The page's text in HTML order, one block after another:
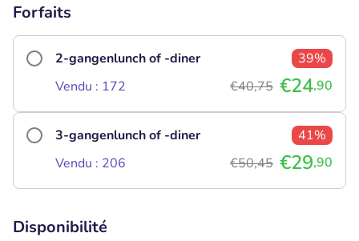
Forfaits
2-gangenlunch of -diner
39%
Vendu : 172
€40,75 €24,90
3-gangenlunch of -diner
41%
Vendu : 206
€50,45 €29,90
Disponibilité